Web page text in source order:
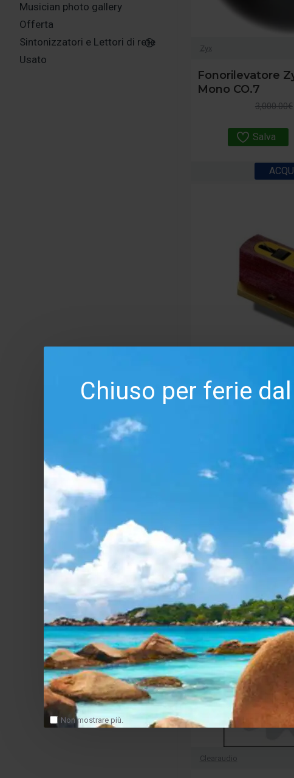
Chiuso per ferie
Non mostrare più.
Musician photo gallery
Offerta
Sintonizzatori e Lettori di rete
Usato
Zyx
Fonorilevatore
Mono CO.7
3,000.00€
Salva
Kiseki
MC High End a
Corpo in Legno
2,990.00€
Clearaudio